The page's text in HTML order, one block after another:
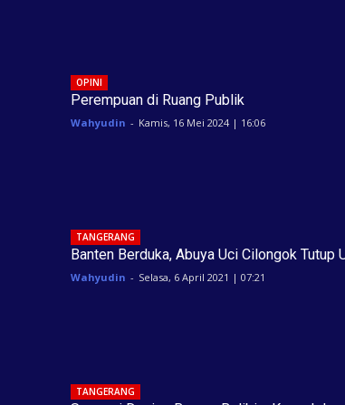
OPINI
Perempuan di Ruang Publik
Wahyudin - Kamis, 16 Mei 2024 | 16:06
TANGERANG
Banten Berduka, Abuya Uci Cilongok Tutup
Wahyudin - Selasa, 6 April 2021 | 07:21
TANGERANG